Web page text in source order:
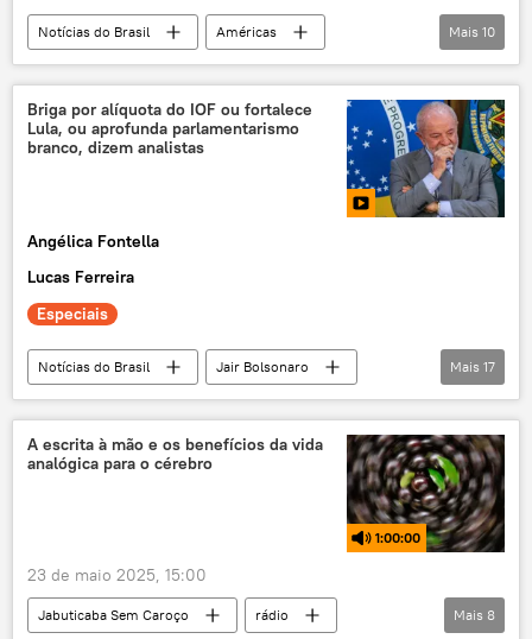
Notícias do Brasil
Américas
Economia
Donald Trump
Vladimir Putin
Brasil
Estados Unidos
Brasília
Itamaraty
Mais 10
Briga por alíquota do IOF ou fortalece
Lula, ou aprofunda parlamentarismo
branco, dizem analistas
Angélica Fontella
Lucas Ferreira
Especiais
Notícias do Brasil
Jair Bolsonaro
Alexandre de Moraes
Brasil
Congresso
Senado
Supremo Tribunal Federal (STF)
Governo Federal
Senado Federal
Congresso Nacional
IOF
imposto
conciliação
Mais 17
A escrita à mão e os benefícios da vida
analógica para o cérebro
1:00:00
23 de maio 2025, 15:00
Jabuticaba Sem Caroço
rádio
Mais 8